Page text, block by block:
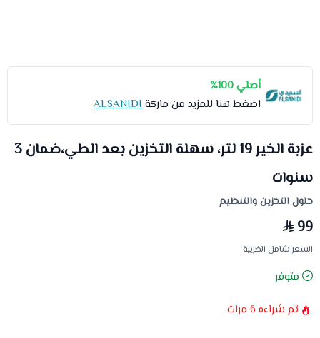
أصلي 100%
اضغط هنا للمزيد من ماركةALSANIDI
عزبة الخير 19 لتر، سهلة التخزين بعد الطي،ضمان 3
سنوات
حلول التخزين والتنظيم
99
السعر شامل الضريبة
متوفر
تم شراءه 6 مرات